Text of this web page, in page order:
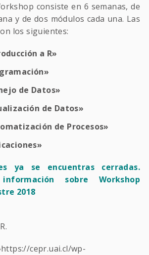
consiste en 6 semanas, de
y de dos módulos cada una. Las
los siguientes:
a R»
de Datos»
de Datos»
de Procesos»
ya se encuentras cerradas.
sobre Workshop
2018
cepr.uai.cl/wp-